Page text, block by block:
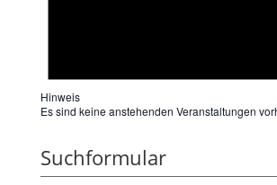
Hinweis
Es sind keine anstehenden Veranstaltungen
Suchformular